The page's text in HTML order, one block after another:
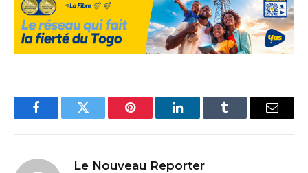
FacebookTwitter Pinterest LinkedInTumblr Email
Le Nouveau Reporter